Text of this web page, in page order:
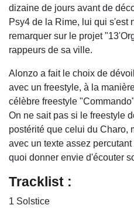
dizaine de jours avant de
Psy4 de la Rime, lui qui s'est
remarquer sur le projet
rappeurs de sa ville.
Alonzo a fait le choix de
avec un freestyle, à la
célèbre freestyle
On ne sait pas si le freestyle
postérité que celui du Charo,
avec un texte assez
quoi donner envie d'écouter
Tracklist :
1 Solstice